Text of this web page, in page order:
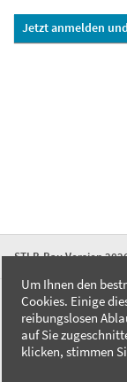
Jetzt anmelden
STLB-Bau Version
FAQ
Kontakt
Datenschutzerklärung
Um Ihnen den
Cookies. Einige
reibungslosen
auf Sie
klicken, stimmen